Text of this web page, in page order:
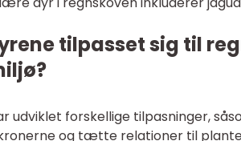
tilpasset sig til
udviklet forskellige tilpasninger,
og tætte relationer til